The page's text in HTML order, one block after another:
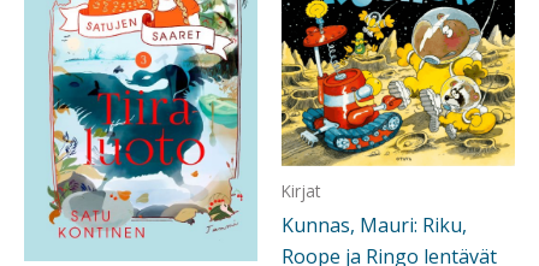
Kirjat
Kunnas, Mauri: Riku,
Roope ja Ringo lentävät